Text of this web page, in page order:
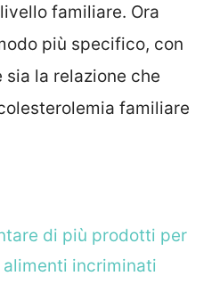
familiare. Ora
più specifico, con
la relazione che
familiare
di più prodotti per
incriminati